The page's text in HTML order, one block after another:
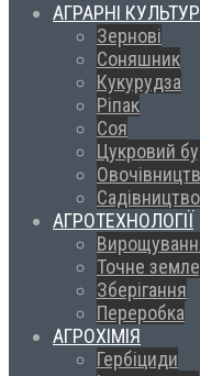
АГРАРНІ
Зернові
Соняшник
Кукурудза
Ріпак
Соя
Цукровий
Садівництво
АГРОТЕХНОЛОГІЇ
Точне
Зберігання
Переробка
АГРОХІМІЯ
Гербіциди